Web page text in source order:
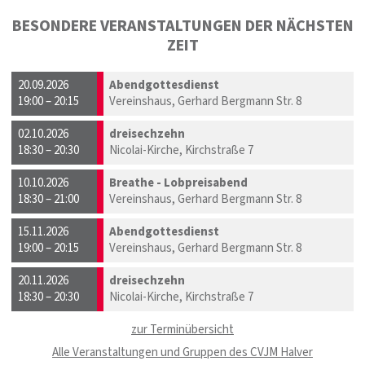
BESONDERE VERANSTALTUNGEN DER NÄCHSTEN
ZEIT
20.09.2026
19:00 – 20:15
Abendgottesdienst
Vereinshaus, Gerhard Bergmann Str. 8
02.10.2026
18:30 – 20:30
dreisechzehn
Nicolai-Kirche, Kirchstraße 7
10.10.2026
18:30 – 21:00
Breathe - Lobpreisabend
Vereinshaus, Gerhard Bergmann Str. 8
15.11.2026
19:00 – 20:15
Abendgottesdienst
Vereinshaus, Gerhard Bergmann Str. 8
20.11.2026
18:30 – 20:30
dreisechzehn
Nicolai-Kirche, Kirchstraße 7
zur Terminübersicht
Alle Veranstaltungen und Gruppen des CVJM Halver